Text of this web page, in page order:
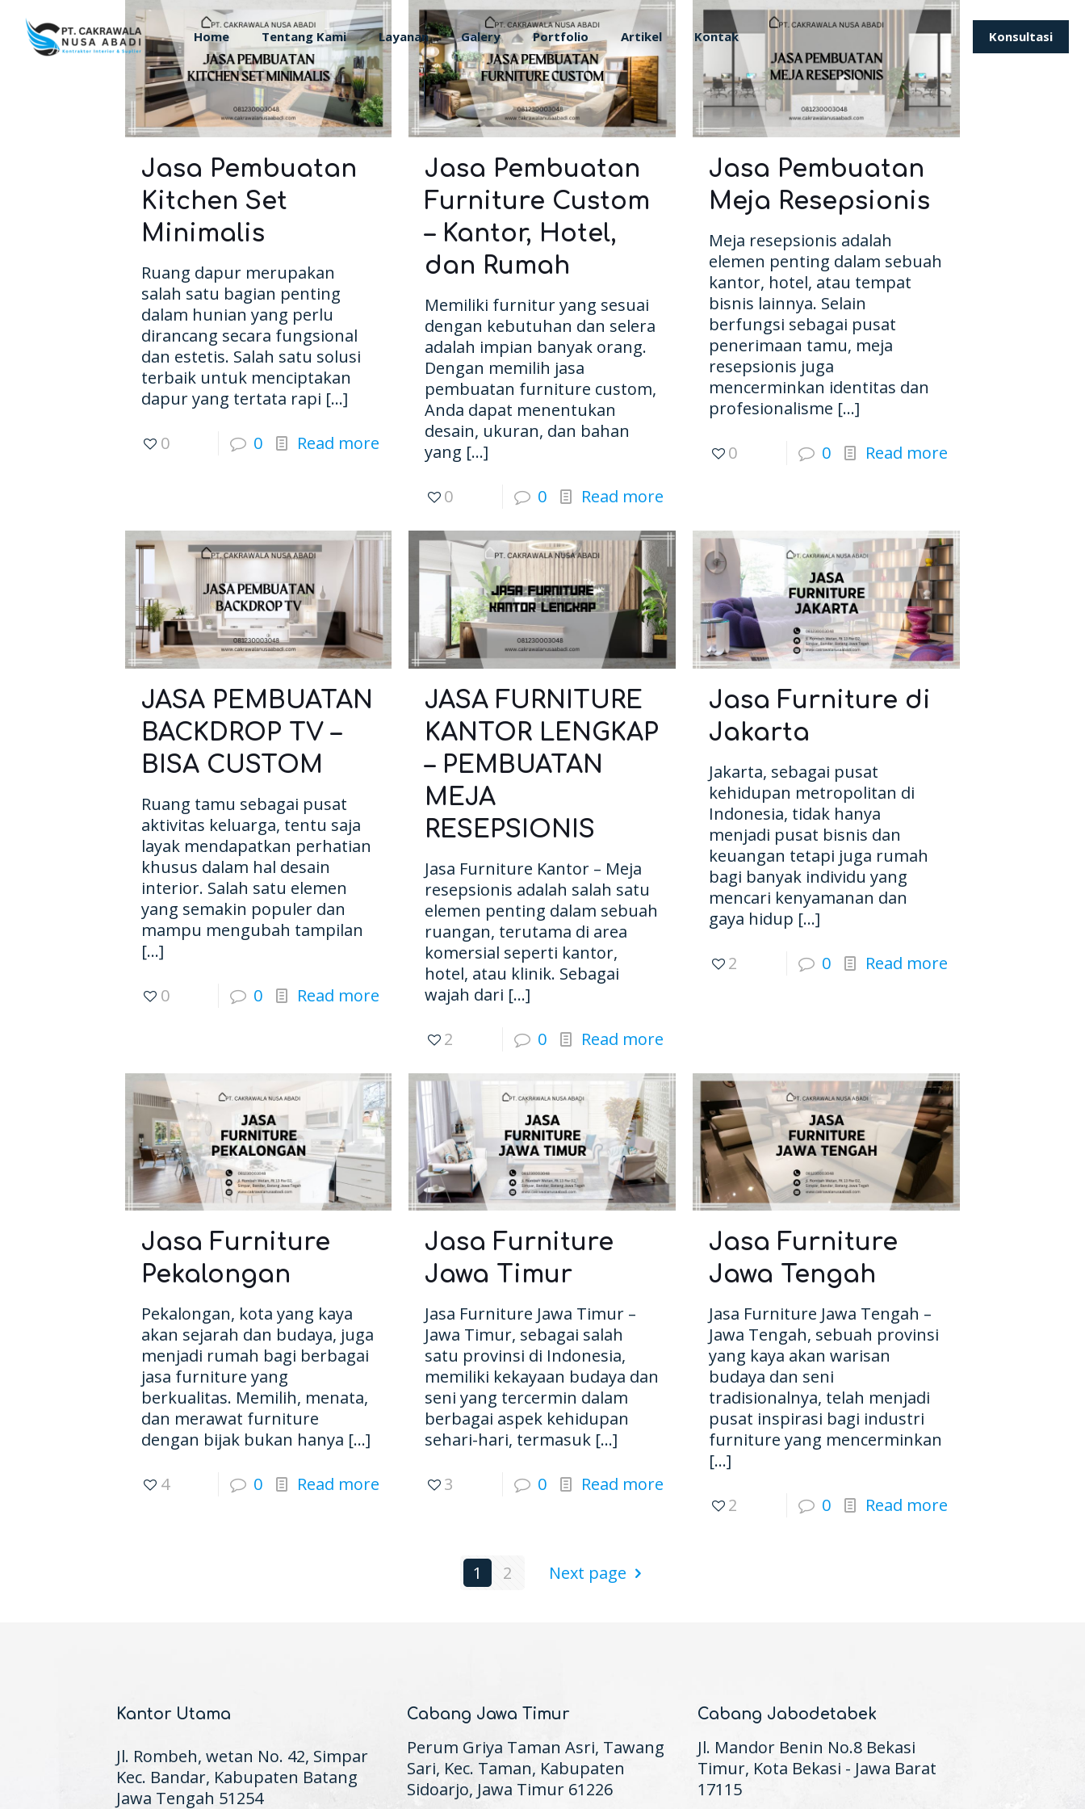
Home Tentang Kami Layanan Galery Portfolio Artikel Kontak Konsultasi
Jasa Pembuatan
Kitchen Set
Minimalis
Ruang dapur merupakan
salah satu bagian penting
dalam hunian yang perlu
dirancang secara fungsional
dan estetis. Salah satu solusi
terbaik untuk menciptakan
dapur yang tertata rapi […]
0 0 Read more
Jasa Pembuatan
Furniture Custom
– Kantor, Hotel,
dan Rumah
Memiliki furnitur yang sesuai
dengan kebutuhan dan selera
adalah impian banyak orang.
Dengan memilih jasa
pembuatan furniture custom,
Anda dapat menentukan
desain, ukuran, dan bahan
yang […]
0 0 Read more
Jasa Pembuatan
Meja Resepsionis
Meja resepsionis adalah
elemen penting dalam sebuah
kantor, hotel, atau tempat
bisnis lainnya. Selain
berfungsi sebagai pusat
penerimaan tamu, meja
resepsionis juga
mencerminkan identitas dan
profesionalisme […]
0 0 Read more
JASA PEMBUATAN
BACKDROP TV –
BISA CUSTOM
Ruang tamu sebagai pusat
aktivitas keluarga, tentu saja
layak mendapatkan perhatian
khusus dalam hal desain
interior. Salah satu elemen
yang semakin populer dan
mampu mengubah tampilan
[…]
0 0 Read more
JASA FURNITURE
KANTOR LENGKAP
– PEMBUATAN
MEJA
RESEPSIONIS
Jasa Furniture Kantor – Meja
resepsionis adalah salah satu
elemen penting dalam sebuah
ruangan, terutama di area
komersial seperti kantor,
hotel, atau klinik. Sebagai
wajah dari […]
2 0 Read more
Jasa Furniture di
Jakarta
Jakarta, sebagai pusat
kehidupan metropolitan di
Indonesia, tidak hanya
menjadi pusat bisnis dan
keuangan tetapi juga rumah
bagi banyak individu yang
mencari kenyamanan dan
gaya hidup […]
2 0 Read more
Jasa Furniture
Pekalongan
Pekalongan, kota yang kaya
akan sejarah dan budaya, juga
menjadi rumah bagi berbagai
jasa furniture yang
berkualitas. Memilih, menata,
dan merawat furniture
dengan bijak bukan hanya […]
4 0 Read more
Jasa Furniture
Jawa Timur
Jasa Furniture Jawa Timur –
Jawa Timur, sebagai salah
satu provinsi di Indonesia,
memiliki kekayaan budaya dan
seni yang tercermin dalam
berbagai aspek kehidupan
sehari-hari, termasuk […]
3 0 Read more
Jasa Furniture
Jawa Tengah
Jasa Furniture Jawa Tengah –
Jawa Tengah, sebuah provinsi
yang kaya akan warisan
budaya dan seni
tradisionalnya, telah menjadi
pusat inspirasi bagi industri
furniture yang mencerminkan
[…]
2 0 Read more
1 2 Next page
Kantor Utama
Jl. Rombeh, wetan No. 42, Simpar
Kec. Bandar, Kabupaten Batang
Jawa Tengah 51254
Cabang Jawa Timur
Perum Griya Taman Asri, Tawang
Sari, Kec. Taman, Kabupaten
Sidoarjo, Jawa Timur 61226
Cabang Jabodetabek
Jl. Mandor Benin No.8 Bekasi
Timur, Kota Bekasi - Jawa Barat
17115